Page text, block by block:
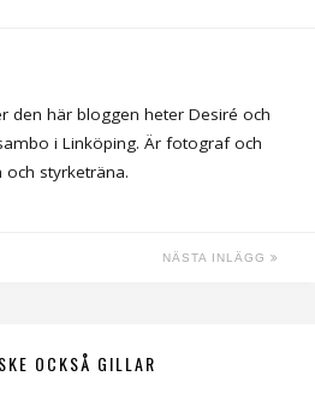
den här bloggen heter Desiré och
i Linköping. Är fotograf och
och styrketräna.
NÄSTA INLÄGG
OCKSÅ GILLAR